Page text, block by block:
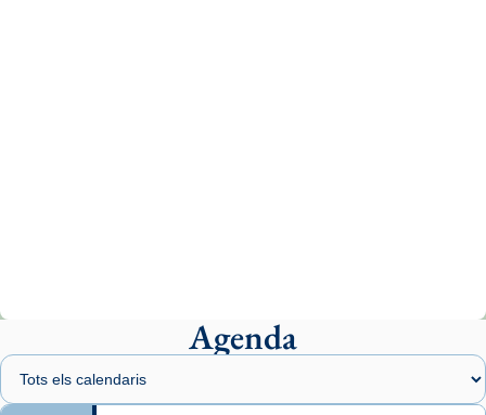
presidit aquest 27 de juliol la missa de Les
Santes de Mataró.
🔗
Agenda